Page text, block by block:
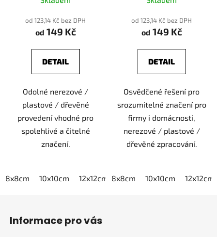
od 123,14 Kč bez DPH
od 149 Kč
DETAIL
Odolné nerezové /
plastové / dřevěné
provedení vhodné pro
spolehlivé a čitelné
značení.
8x8cm 10x10cm 12x12cm 15x15cm 20x20cm
od 123,14 Kč bez DPH
od 149 Kč
DETAIL
Osvědčené řešení pro
srozumitelné značení pro
firmy i domácnosti,
nerezové / plastové /
dřevěné zpracování.
8x8cm 10x10cm 12x12cm
Informace pro vás